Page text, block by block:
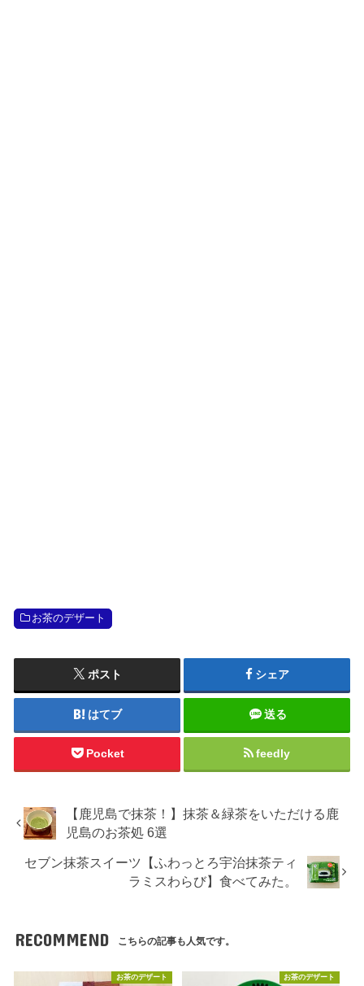
お茶のデザート
ポスト シェア
はてブ 送る
Pocket feedly
【鹿児島で抹茶！】抹茶＆緑茶をいただける鹿
児島のお茶処 6選
セブン抹茶スイーツ【ふわっとろ宇治抹茶ティ
ラミスわらび】食べてみた。
RECOMMEND こちらの記事も人気です。
お茶のデザート お茶のデザート